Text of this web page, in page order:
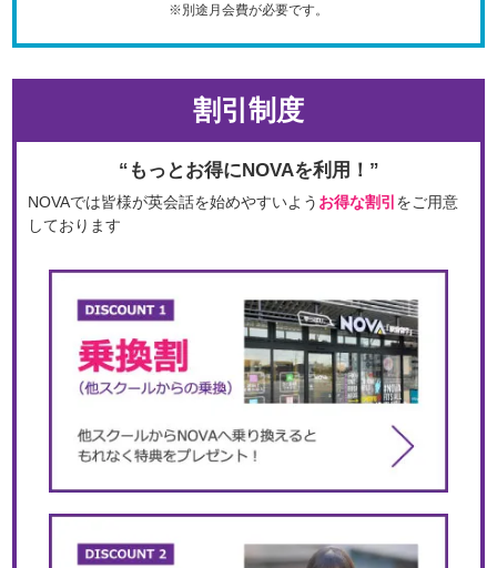
※別途月会費が必要です。
割引制度
“もっとお得にNOVAを利用！”
NOVAでは皆様が英会話を始めやすいよう お得な割引 をご用意
しております